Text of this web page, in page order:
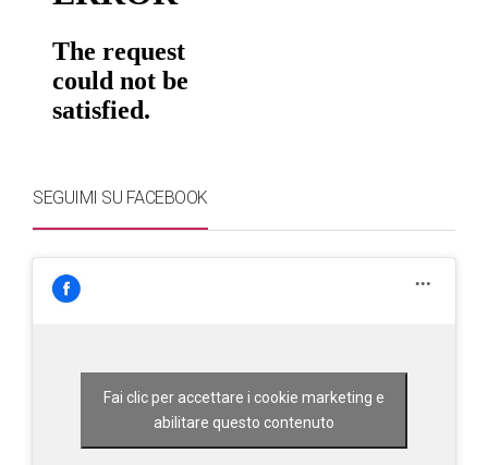
SEGUIMI SU FACEBOOK
Fai clic per accettare i cookie marketing e
abilitare questo contenuto